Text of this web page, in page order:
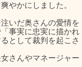
やかにしました。
いだ奥さんの愛情を
事実に忠実に描かれ
として裁判を起こさ
さんやマネージャー